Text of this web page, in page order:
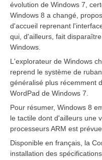
évolution de Windows 7,
Windows 8 a changé,
d'accueil reprenant
qui, d'ailleurs, fait
Windows.
L'explorateur de Windows
reprend le système de
généralisé plus récemment
WordPad de Windows 7.
Pour résumer, Windows 8
le tactile dont d'ailleurs une
processeurs ARM est
Disponible en français, la
installation des